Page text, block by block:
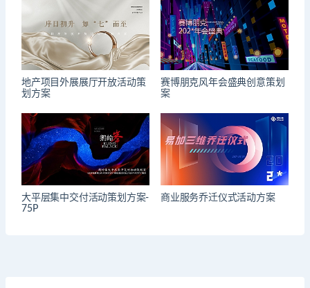
地产项目外展展厅开放活动策
划方案
赛博朋克风年会盛典创意策划
案
大平层集中交付活动策划方案-
75P
商业服务乔迁仪式活动方案